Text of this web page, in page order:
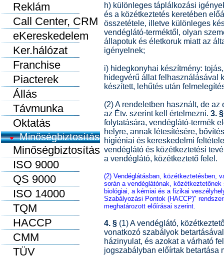
Reklám
Call Center, CRM
eKereskedelem
Ker.hálózat
Franchise
Piacterek
Állás
Távmunka
Oktatás
Minőségbiztosítás
Minőségbiztosítás
ISO 9000
QS 9000
ISO 14000
TQM
HACCP
CMM
TÜV
h) különleges táplálkozási
és a közétkeztetés keretében
összetétele, illetve különleges
vendéglátó-terméktől, olyan
állapotuk és életkoruk miatt az
igényelnek;
i) hidegkonyhai készítmény:
hidegvérű állat felhasználásával
készített, lehűtés után
(2) A rendeletben használt, de
az Étv. szerint kell értelmezni. 3. §
folytatására, vendéglátó-termék
helyre, annak létesítésére,
higiéniai és kereskedelmi
vendéglátó és közétkeztetési
a vendéglátó, közétkeztető felel.
(2) Vendéglátásban, közétkeztetésben,
során a vendéglátónak,
biológiai, a kémiai és a fizikai
Szabályozási Pontok (HACCP)"
meghatározott előírásai szerint.
4. § (1) A vendéglátó,
vonatkozó szabályok
házinyulat, és azokat a várható
jogszabályban előírtak betartása